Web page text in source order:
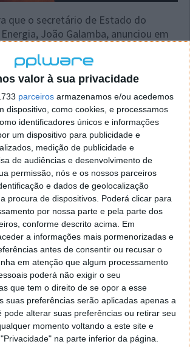
valor à sua privacidade
parceiros armazenamos e/ou acedemos
dispositivo, como cookies, e processamos
identificadores únicos e informações
um dispositivo para publicidade e
medição de publicidade e
de audiências e desenvolvimento de
permissão, nós e os nossos parceiros
e dados de geolocalização
procura de dispositivos. Poderá clicar para
por nossa parte e pela parte dos
conforme descrito acima. Em
a informações mais pormenorizadas e
antes de consentir ou recusar o
em atenção que algum processamento
poderá não exigir o seu
que tem o direito de se opor a esse
suas preferências serão aplicadas apenas a
pode alterar suas preferências ou retirar seu
momento voltando a este site e
na parte inferior da página.
que o secretário de Estado do
João Galamba, anunciou em
colocada em consulta pública. Sem
que já se passaram dois meses, a
que Bruxelas já analisa uma
do texto, ao abrigo do Pacote
que a União Europeia se
as emissões em pelo menos
esta transposição seja
mais curto espaço de tempo,
de uma discussão aberta e
a Zero, finalizando:
o atraso é real e que o tempo
recuperado, espera-se que o
o processo de transposição da
artigo tem mais de um ano